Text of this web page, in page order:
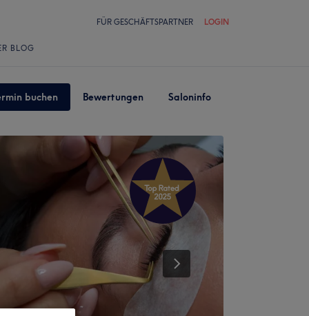
FÜR GESCHÄFTSPARTNER LOGIN
BLOG
buchen Bewertungen Saloninfo